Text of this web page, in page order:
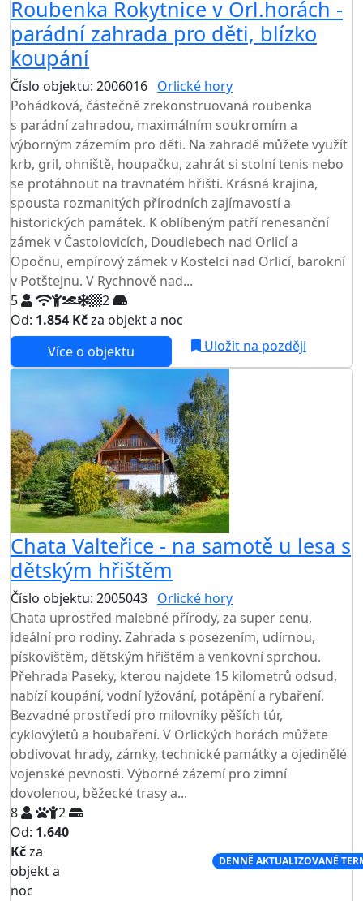
Roubenka Rokytnice v Orl.horách -
parádní zahrada pro děti, blízko
koupání
Číslo objektu: 2006016 Orlické hory
Pohádková, částečně zrekonstruovaná roubenka
s parádní zahradou, maximálním soukromím a
výborným zázemím pro děti. Na zahradě můžete využít
krb, gril, ohniště, houpačku, zahrát si stolní tenis nebo
se protáhnout na travnatém hřišti. Krásná krajina,
spousta rozmanitých přírodních zajímavostí a
historických památek. K oblíbeným patří renesanční
zámek v Častolovicích, Doudlebech nad Orlicí a
Opočnu, empírový zámek v Kostelci nad Orlicí, barokní
v Potštejnu. V Rychnově nad...
5
2
Od: 1.854 Kčza objekt a noc
Více o objektu
Uložit na později
Chata Valteřice - na samotě u lesa s
dětským hřištěm
Číslo objektu: 2005043 Orlické hory
Chata uprostřed malebné přírody, za super cenu,
ideální pro rodiny. Zahrada s posezením, udírnou,
pískovištěm, dětským hřištěm a venkovní sprchou.
Přehrada Paseky, kterou najdete 15 kilometrů odsud,
nabízí koupání, vodní lyžování, potápění a rybaření.
Bezvadné prostředí pro milovníky pěších túr,
cyklovýletů a houbaření. V Orlických horách můžete
obdivovat hrady, zámky, technické památky a ojedinělé
vojenské pevnosti. Výborné zázemí pro zimní
dovolenou, běžecké trasy a...
8
2
Od: 1.640
Kčza
objekt a
noc
DENNĚ AKTUALIZOVANÉ